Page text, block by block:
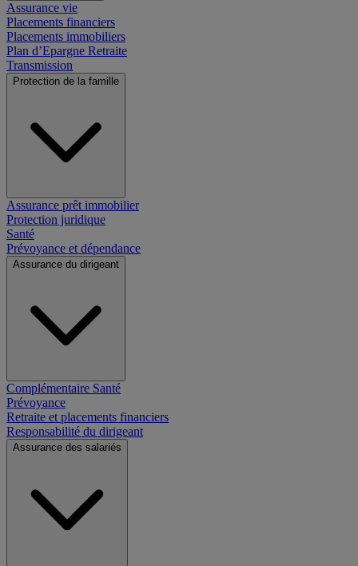
Assurance vie
Placements financiers
Placements immobiliers
Plan d’Epargne Retraite
Transmission
Protection de la famille
Assurance prêt immobilier
Protection juridique
Santé
Prévoyance et dépendance
Assurance du dirigeant
Complémentaire Santé
Prévoyance
Retraite et placements financiers
Responsabilité du dirigeant
Assurance des salariés